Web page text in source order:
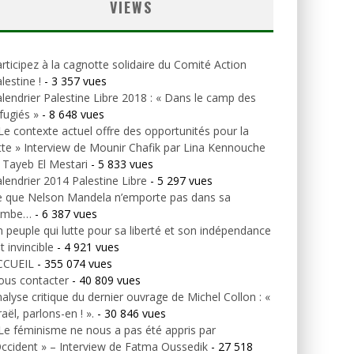
VIEWS
à la cagnotte solidaire du Comité Action
! - 3 357 vues
Palestine Libre 2018 : « Dans le camp des
» - 8 648 vues
contexte actuel offre des opportunités pour la
» Interview de Mounir Chafik par Lina Kennouche
El Mestari - 5 833 vues
2014 Palestine Libre - 5 297 vues
que Nelson Mandela n’emporte pas dans sa
- 6 387 vues
peuple qui lutte pour sa liberté et son indépendance
invincible - 4 921 vues
- 355 074 vues
contacter - 40 809 vues
critique du dernier ouvrage de Michel Collon : «
parlons-en ! ». - 30 846 vues
féminisme ne nous a pas été appris par
» – Interview de Fatma Oussedik - 27 518